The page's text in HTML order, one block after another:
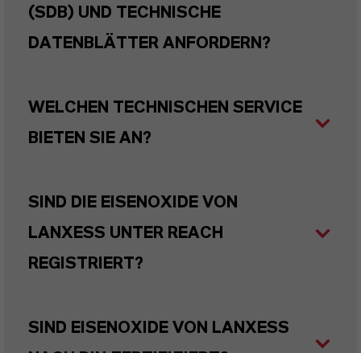
(SDB) UND TECHNISCHE
DATENBLÄTTER ANFORDERN?
WELCHEN TECHNISCHEN SERVICE
BIETEN SIE AN?
SIND DIE EISENOXIDE VON
LANXESS UNTER REACH
REGISTRIERT?
SIND EISENOXIDE VON LANXESS